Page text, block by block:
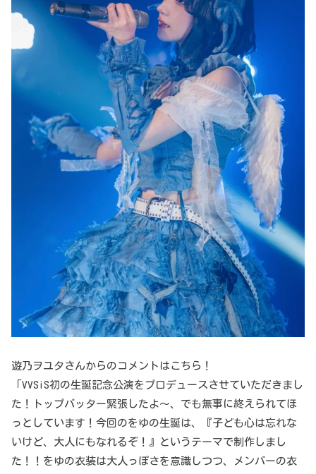
遊乃ヲユタさんからのコメントはこちら！
「VVSiS初の生誕記念公演をプロデュースさせていただきまし
た！トップバッター緊張したよ〜、でも無事に終えられてほ
っとしています！今回のをゆの生誕は、『子ども心は忘れな
いけど、大人にもなれるぞ！』というテーマで制作しまし
た！！をゆの衣装は大人っぽさを意識しつつ、メンバーの衣